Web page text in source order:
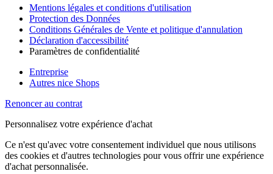
Mentions légales et conditions d'utilisation
Protection des Données
Conditions Générales de Vente et politique d'annulation
Déclaration d'accessibilité
Paramètres de confidentialité
Entreprise
Autres nice Shops
Renoncer au contrat
Personnalisez votre expérience d'achat
Ce n'est qu'avec votre consentement individuel que nous utilisons
des cookies et d'autres technologies pour vous offrir une expérience
d'achat personnalisée.